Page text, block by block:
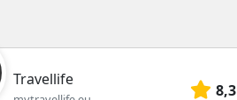
Travellife
8,3